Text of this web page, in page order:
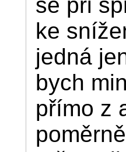
se při
ke
jedná
bych
přímo z